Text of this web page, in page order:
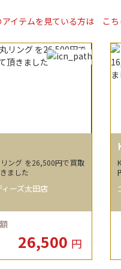
アイテムを見ている方は こ
ング を26,500円で買取
ました
ーズ太田店
26,500 円